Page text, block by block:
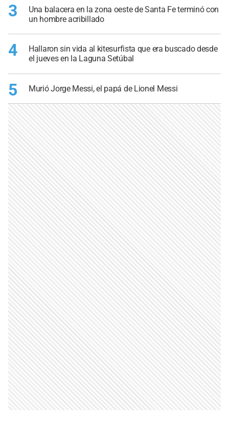
3
Una balacera en la zona oeste de Santa Fe terminó con
un hombre acribillado
4
Hallaron sin vida al kitesurfista que era buscado desde
el jueves en la Laguna Setúbal
5 Murió Jorge Messi, el papá de Lionel Messi